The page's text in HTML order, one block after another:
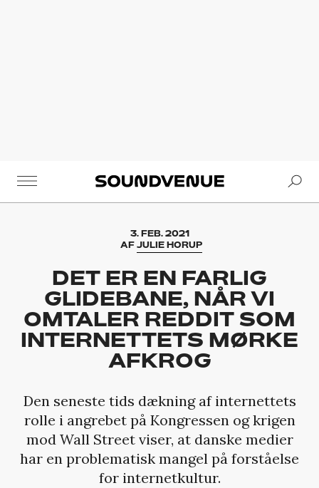
Soundvenue
3. FEB. 2021
AF JULIE HORUP
DET ER EN FARLIG
GLIDEBANE, NÅR VI
OMTALER REDDIT SOM
INTERNETTETS MØRKE
AFKROG
Den seneste tids dækning af internettets
rolle i angrebet på Kongressen og krigen
mod Wall Street viser, at danske medier
har en problematisk mangel på forståelse
for internetkultur.